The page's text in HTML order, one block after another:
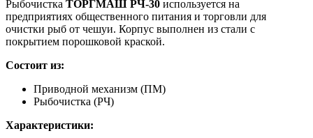
Рыбочистка ТОРГМАШ РЧ-30 используется на
предприятиях общественного питания и торговли для
очистки рыб от чешуи. Корпус выполнен из стали с
покрытием порошковой краской.
Состоит из:
Приводной механизм (ПМ)​
Рыбочистка (РЧ)
Характеристики: